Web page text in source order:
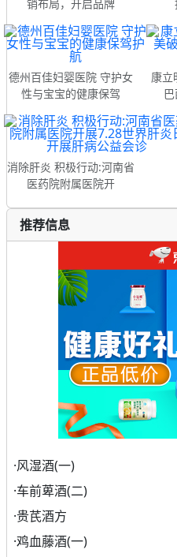
销布局，开启品牌
德州百佳妇婴医院 守护女
性与宝宝的健康保驾
康立
消除肝炎 积极行动:河南省
医药院附属医院开
推荐信息
·风湿酒(一)
·车前萆酒(二)
·贵芪酒方
·鸡血藤酒(一)